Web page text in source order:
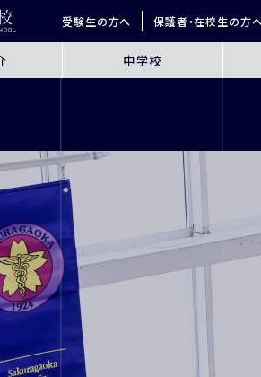
受験生の方へ 保護者・在校生の方
中学校
6年間の学びの概要
探究学習
英語教育
ICT教育
進学サポート